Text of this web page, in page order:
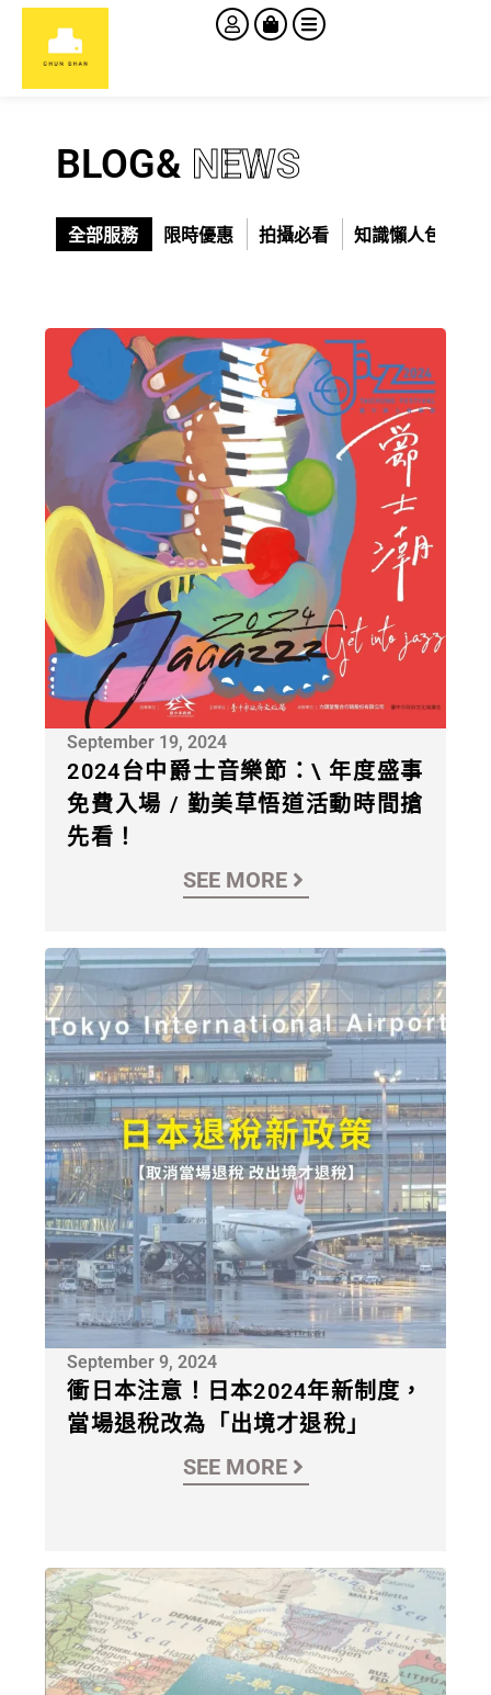
BLOG& NEWS
限時優惠 拍攝必看 知識懶人包
全部服務
September 19, 2024
2024台中爵士音樂節：\ 年度盛事
免費入場 / 勤美草悟道活動時間搶
先看！
SEE MORE
September 9, 2024
衝日本注意！日本2024年新制度，
當場退稅改為「出境才退稅」
SEE MORE